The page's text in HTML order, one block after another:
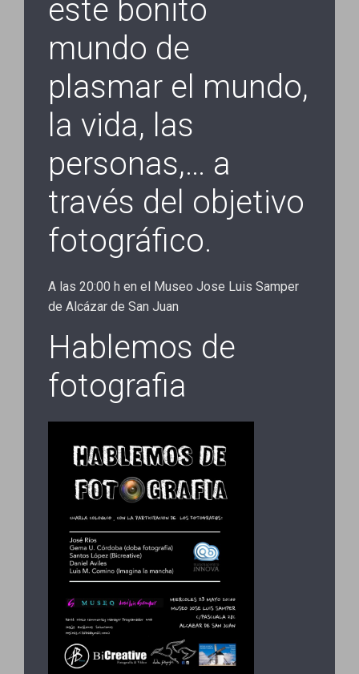
este bonito
mundo de
plasmar el mundo,
la vida, las
personas,… a
través del objetivo
fotográfico.
A las 20:00 h en el Museo Jose Luis Samper
de Alcázar de San Juan
Hablemos de
fotografia